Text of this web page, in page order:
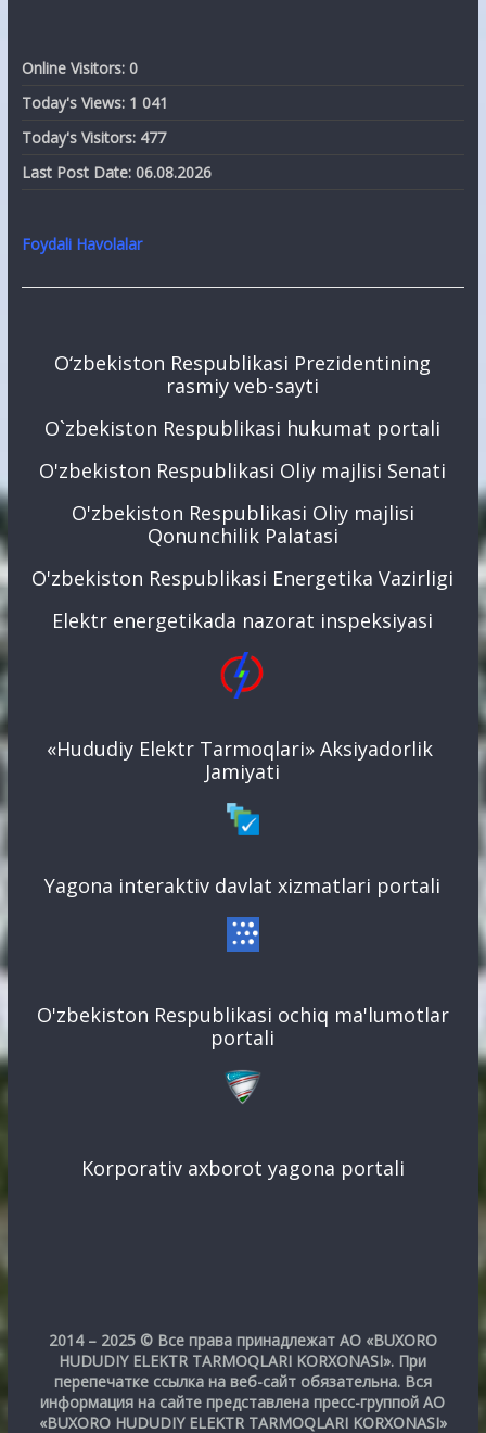
Online Visitors: 0
Today's Views: 1 041
Today's Visitors: 477
Last Post Date: 06.08.2026
Foydali Havolalar
O‘zbekiston Respublikasi Prezidentining
rasmiy veb-sayti
O`zbekiston Respublikasi hukumat portali
O'zbekiston Respublikasi Oliy majlisi Senati
O'zbekiston Respublikasi Oliy majlisi
Qonunchilik Palatasi
O'zbekiston Respublikasi Energetika Vazirligi
Elektr energetikada nazorat inspeksiyasi
«Hududiy Elektr Tarmoqlari» Aksiyadorlik
Jamiyati
Yagona interaktiv davlat xizmatlari portali
O'zbekiston Respublikasi ochiq ma'lumotlar
portali
Korporativ axborot yagona portali
2014 – 2025 © Все права принадлежат АО «BUXORO
HUDUDIY ELEKTR TARMOQLARI KORXONASI». При
перепечатке ссылка на веб-сайт обязательна. Вся
информация на сайте представлена пресс-группой АО
«BUXORO HUDUDIY ELEKTR TARMOQLARI KORXONASI»